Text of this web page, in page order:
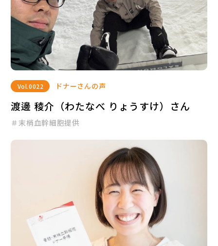
Vol.0022 ドナーさんの声
渡邊 稜介（わたなべ りょうすけ）さん
＃末梢血幹細胞提供